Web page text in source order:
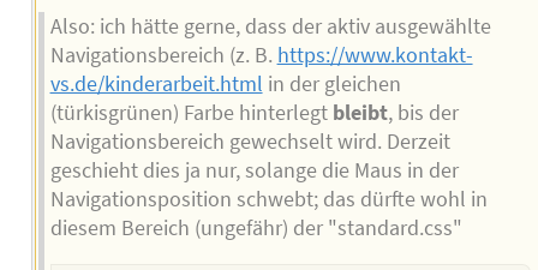
Also: ich hätte gerne, dass der aktiv ausgewählte
Navigationsbereich (z. B. https://www.kontakt-
vs.de/kinderarbeit.html in der gleichen
(türkisgrünen) Farbe hinterlegt bleibt, bis der
Navigationsbereich gewechselt wird. Derzeit
geschieht dies ja nur, solange die Maus in der
Navigationsposition schwebt; das dürfte wohl in
diesem Bereich (ungefähr) der "standard.css"